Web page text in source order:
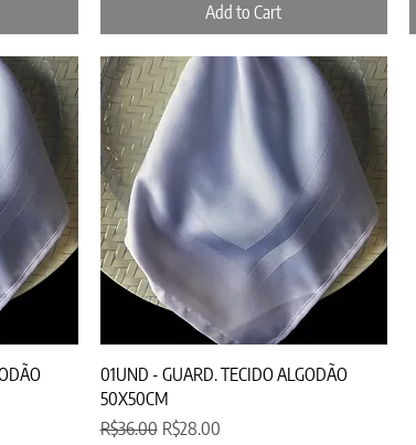
Add to Cart
Quick View
01UND - GUARD. TECIDO ALGODÃO
50X50CM
Regular Price
R$36.00 Sale Price
R$28.00